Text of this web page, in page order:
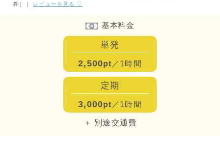
件）
レビューを見る ▽
基本料金
単発
2,500pt ／1時間
定期
3,000pt ／1時間
＋ 別途交通費